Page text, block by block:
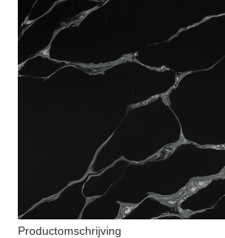
Productomschrijving